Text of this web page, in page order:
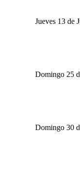
Jueves 13 de
Domingo 25
Domingo 30